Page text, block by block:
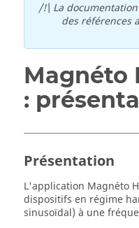
/!\ La
des références
Magnéto
:
Présentation
L'application Magnéto
dispositifs en régime
sinusoïdal) à une